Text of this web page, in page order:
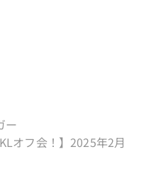
ー
オフ会！】2025年2月